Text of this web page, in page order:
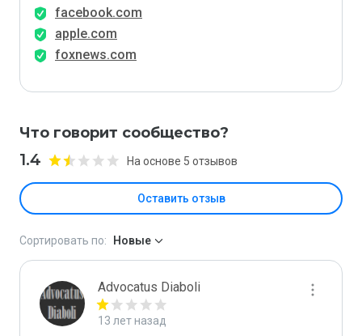
facebook.com
apple.com
foxnews.com
Что говорит сообщество?
1.4 На основе 5 отзывов
Оставить отзыв
Сортировать по: Новые
Advocatus Diaboli
13 лет назад